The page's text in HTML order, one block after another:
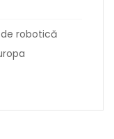
robotică